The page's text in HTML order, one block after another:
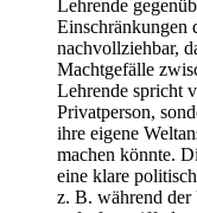
Lehrende
Einschränkungen
nachvollziehbar,
Machtgefälle
Lehrende spricht
Privatperson,
ihre eigene
machen könnte.
eine klare
z. B. während